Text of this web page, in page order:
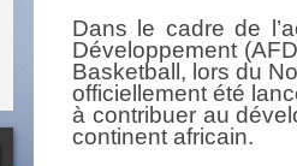
Dans le cadre de
Développement
Basketball, lors du
officiellement été
à contribuer au
continent africain.